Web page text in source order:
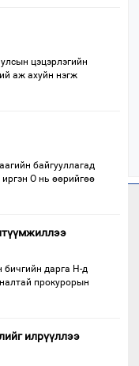
цэцэрлэгийн
аж ахуйн нэгж
байгууллагад
О нь өөрийгөө
бичгийн дарга Н-д
прокурорын
илрүүллээ